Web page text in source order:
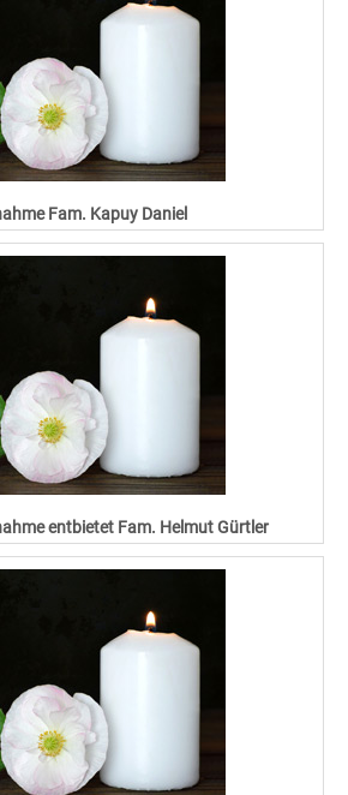
Fam. Kapuy Daniel
entbietet Fam. Helmut Gürtler